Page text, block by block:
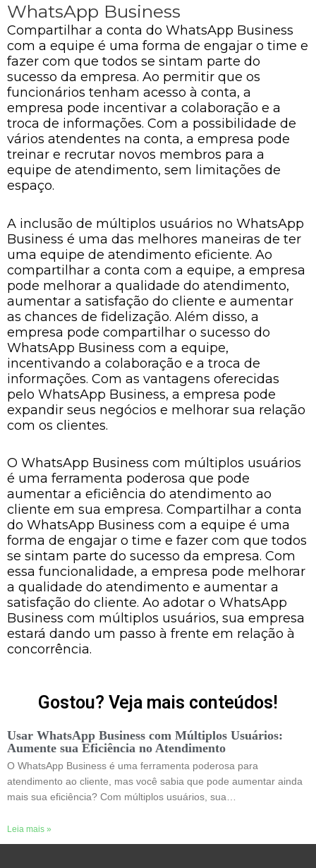
WhatsApp Business
Compartilhar a conta do WhatsApp Business
com a equipe é uma forma de engajar o time e
fazer com que todos se sintam parte do
sucesso da empresa. Ao permitir que os
funcionários tenham acesso à conta, a
empresa pode incentivar a colaboração e a
troca de informações. Com a possibilidade de
vários atendentes na conta, a empresa pode
treinar e recrutar novos membros para a
equipe de atendimento, sem limitações de
espaço.
A inclusão de múltiplos usuários no WhatsApp
Business é uma das melhores maneiras de ter
uma equipe de atendimento eficiente. Ao
compartilhar a conta com a equipe, a empresa
pode melhorar a qualidade do atendimento,
aumentar a satisfação do cliente e aumentar
as chances de fidelização. Além disso, a
empresa pode compartilhar o sucesso do
WhatsApp Business com a equipe,
incentivando a colaboração e a troca de
informações. Com as vantagens oferecidas
pelo WhatsApp Business, a empresa pode
expandir seus negócios e melhorar sua relação
com os clientes.
O WhatsApp Business com múltiplos usuários
é uma ferramenta poderosa que pode
aumentar a eficiência do atendimento ao
cliente em sua empresa. Compartilhar a conta
do WhatsApp Business com a equipe é uma
forma de engajar o time e fazer com que todos
se sintam parte do sucesso da empresa. Com
essa funcionalidade, a empresa pode melhorar
a qualidade do atendimento e aumentar a
satisfação do cliente. Ao adotar o WhatsApp
Business com múltiplos usuários, sua empresa
estará dando um passo à frente em relação à
concorrência.
Gostou? Veja mais conteúdos!
Usar WhatsApp Business com Múltiplos Usuários:
Aumente sua Eficiência no Atendimento
O WhatsApp Business é uma ferramenta poderosa para
atendimento ao cliente, mas você sabia que pode aumentar ainda
mais sua eficiência? Com múltiplos usuários, sua…
Leia mais »